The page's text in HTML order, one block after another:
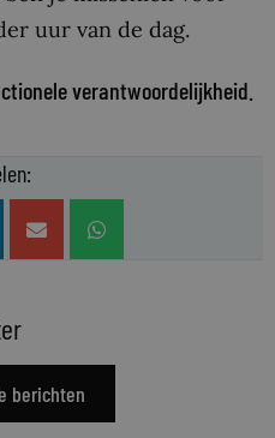
uur van de dag.
verantwoordelijkheid.
berichten